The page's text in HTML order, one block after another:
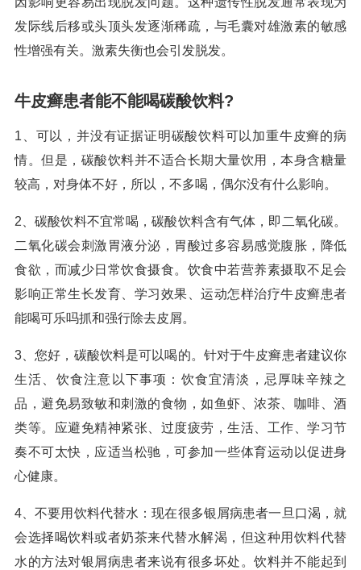
发际线后移或头顶头发逐渐稀疏，与毛囊对雄激素的敏感
性增强有关。激素失衡也会引发脱发。
牛皮癣患者能不能喝碳酸饮料?
1、可以，并没有证据证明碳酸饮料可以加重牛皮癣的病
情。但是，碳酸饮料并不适合长期大量饮用，本身含糖量
较高，对身体不好，所以，不多喝，偶尔没有什么影响。
2、碳酸饮料不宜常喝，碳酸饮料含有气体，即二氧化碳。
二氧化碳会刺激胃液分泌，胃酸过多容易感觉腹胀，降低
食欲，而减少日常饮食摄食。饮食中若营养素摄取不足会
影响正常生长发育、学习效果、运动怎样治疗牛皮癣患者
能喝可乐吗抓和强行除去皮屑。
3、您好，碳酸饮料是可以喝的。针对于牛皮癣患者建议你
生活、饮食注意以下事项：饮食宜清淡，忌厚味辛辣之
品，避免易致敏和刺激的食物，如鱼虾、浓茶、咖啡、酒
类等。应避免精神紧张、过度疲劳，生活、工作、学习节
奏不可太快，应适当松驰，可参加一些体育运动以促进身
心健康。
4、不要用饮料代替水：现在很多银屑病患者一旦口渴，就
会选择喝饮料或者奶茶来代替水解渴，但这种用饮料代替
水的方法对银屑病患者来说有很多坏处。饮料并不能起到